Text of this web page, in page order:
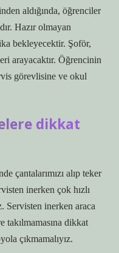
aldığında, öğrenciler
Hazır olmayan
bekleyecektir. Şoför,
arayacaktır. Öğrencinin
görevlisine ve okul
dikkat
çantalarımızı alıp teker
inerken çok hızlı
Servisten inerken araca
takılmamasına dikkat
çıkmamalıyız.